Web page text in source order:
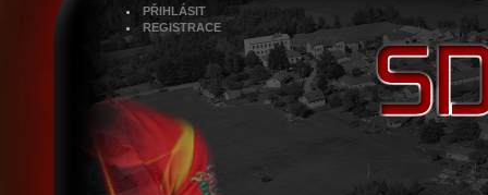
PŘIHLÁSIT
REGISTRACE